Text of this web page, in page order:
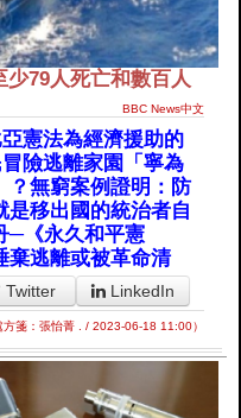
79人死亡和數百人
BBC News中文
憲法為經濟援助的
險逃離家園「寧為
？無窮案例證明：防
是移出國的統治者自
─《永久和平憲
棄逃離或被革命清
Twitter LinkedIn
方箋：張怡菁 . / 2023-06-18 11:00）